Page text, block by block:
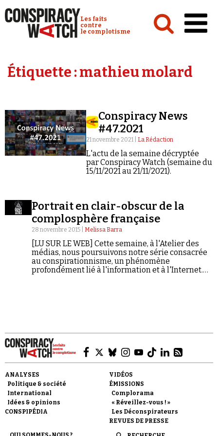
Conspiracy Watch :
Les faits
contre
le complotisme
Analyses
Vidéos
Émissions
Revues de presse
Newsletter
Demander à Vera
Étiquette :mathieu molard
Conspiracy News
#47.2021
21 novembre 2021 | La Rédaction
L'actu de la semaine décryptée
par Conspiracy Watch (semaine du
15/11/2021 au 21/11/2021).
Portrait en clair-obscur de la
complosphère française
28 novembre 2015 | Melissa Barra
[LU SUR LE WEB] Cette semaine, à l'Atelier des
médias, nous poursuivons notre série consacrée
au conspirationnisme, un phénomène
profondément lié à l'information et à l'Internet.
ANALYSES
Politique & société
International
Idées & opinions
CONSPIPÉDIA
VIDÉOS
ÉMISSIONS
Complorama
« Réveillez-vous ! »
Les Déconspirateurs
REVUES DE PRESSE